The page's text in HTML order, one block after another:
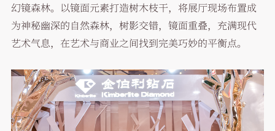
幻镜森林。以镜面元素打造树木枝干，将展厅现场布置成
为神秘幽深的自然森林，树影交错，镜面重叠，充满现代
艺术气息，在艺术与商业之间找到完美巧妙的平衡点。